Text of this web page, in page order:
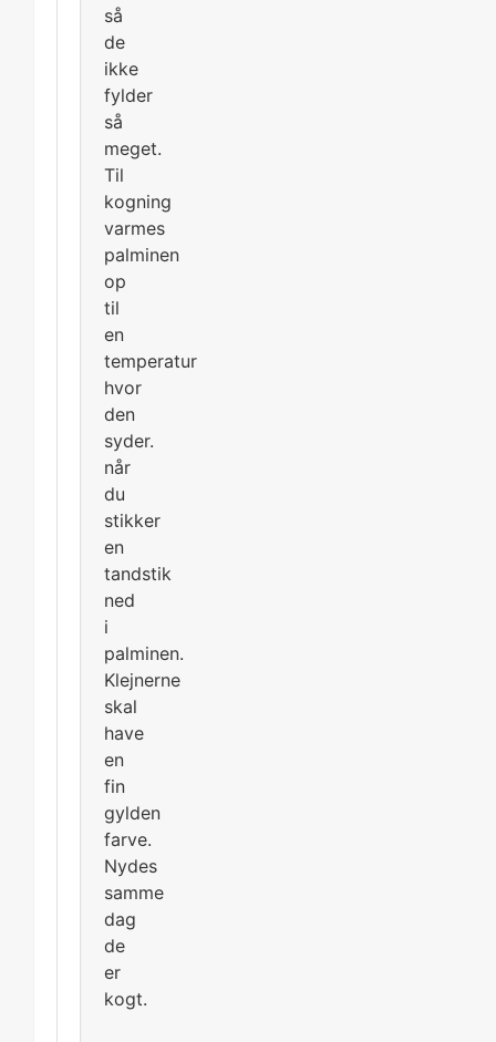
så
de
ikke
fylder
så
meget.
Til
kogning
varmes
palminen
op
til
en
temperatur
hvor
den
syder.
når
du
stikker
en
tandstik
ned
i
palminen.
Klejnerne
skal
have
en
fin
gylden
farve.
Nydes
samme
dag
de
er
kogt.